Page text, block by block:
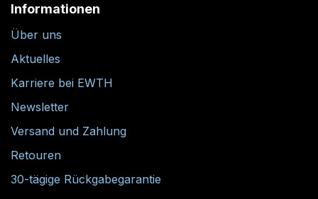
Informationen
Über uns
Aktuelles
Karriere bei EWTH
Newsletter
Versand und Zahlung
Retouren
30-tägige Rückgabegarantie